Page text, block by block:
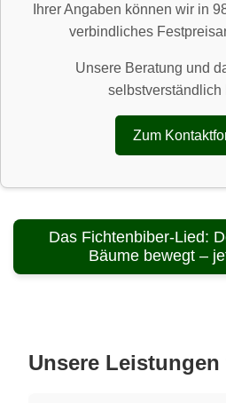
Ihrer Angaben können wir in
verbindliches
Unsere Beratung und
selbstverständlich
Zum
Das Fichtenbiber-Lied:
Bäume bewegt –
Unsere Leistungen